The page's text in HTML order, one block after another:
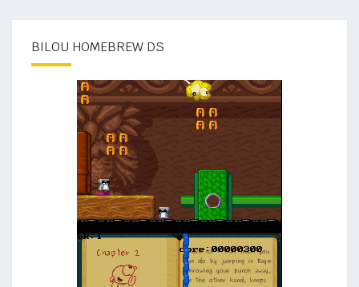
BILOU HOMEBREW DS